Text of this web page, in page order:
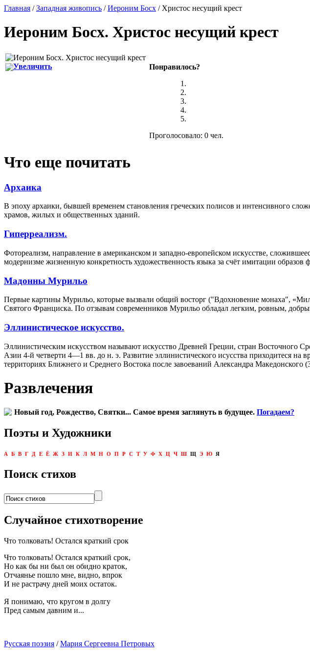
Главная /Западная живопись /Иероним Босх / Христос несущий крест
Иероним Босх. Христос несущий крест
Увеличить Понравилось?
Проголосовало: 0 чел.
Что еще почитать
Архаика
В эпоху архаики, бывшей временем становления греческих полисов и интенсивного
храмов, жилых и общественных зданий.
Гиперреализм.
Фотореализм, направление в американском и западно-европейском искусстве,
модернизме жизненную конкретность художественность языка за счёт имитации образов
Мадонны Мурильо
Первые картины Мурильо, которые вызвали общий восторг ("Вдохновение монаха",
Святого Франциска. По отзывам современников Мурильо обладал легким, ровным,
Эллинистическое искусство.
Эллинистическим искусством называют искусство Древней Греции, стран Восточного
Азии 4-й четверти 4—1 вв. до н. э. Развитие эллинистического исусства приходитеся
территориях Ближнего и Среднего Востока после завоеваний Александра Македонского
Развлечения
Новый год, Рождество, Святки... Самое время заглянуть в будущее. Погадаем?
Поэты и Художники
А Б В Г Д Е Ё Ж З И К Л М Н О П Р С Т У Ф Х Ц Ч Ш Щ Э Ю Я
Поиск стихов
Случайное стихотворение
Что толковать! Остался краткий срок
Что толковать! Остался краткий срок,
Но как бы ни был он обидно краток,
Отчаянье пошло мне, видно, впрок
И не растрачу дней моих остаток.
Я понимаю, что кругом в долгу
Пред самым давним и...
Русская поэзия /Мария Сергеевна Петровых